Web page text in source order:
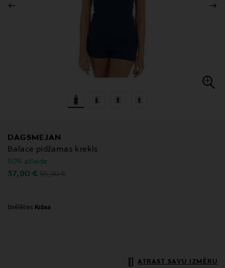
DAGSMEJAN
Balace pidžamas krekls
60% atlaide
Discounted Price
37,90 € Original Price
95,90 €
Izvēlēties Krāsa
ATRAST SAVU IZMĒRU